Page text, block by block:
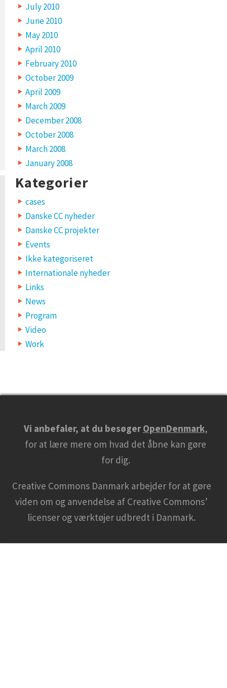
July 2010
June 2010
May 2010
April 2010
February 2010
October 2009
April 2009
March 2009
December 2008
October 2008
March 2008
January 2008
Kategorier
cases
Danske CC nyheder
Danske CC projekter
Events
Ikke kategoriseret
Internationale nyheder
Links
News
Program
Video
Work
Vi anbefaler, at du besøgerOpenDenmark,
for at lære mere om hvad det åbne kan gøre
for dig.
Creative Commons Danmark arbejder for at gøre
viden om og anvendelse af Creative Commons’
licenser og værktøjer udbredt i Danmark.